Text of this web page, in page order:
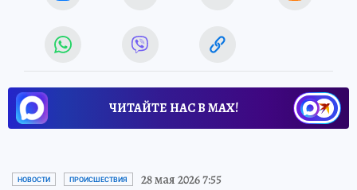
ЧИТАЙТЕ НАС В МАХ!
НОВОСТИ ПРОИСШЕСТВИЯ 28 мая 2026 7:55